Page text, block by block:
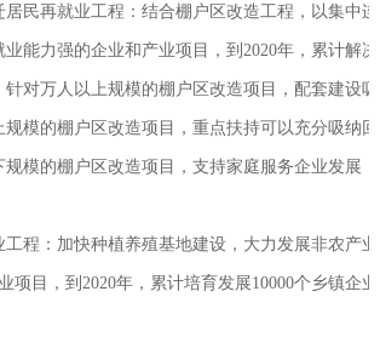
再就业工程：结合棚户区改造工程，以集中连
业能力强的企业和产业项目，到2020年，累计解
对万人以上规模的棚户区改造项目，配套建设
模的棚户区改造项目，重点扶持可以充分吸纳
模的棚户区改造项目，支持家庭服务企业发展
：加快种植养殖基地建设，大力发展非农产业
项目，到2020年，累计培育发展10000个乡镇企